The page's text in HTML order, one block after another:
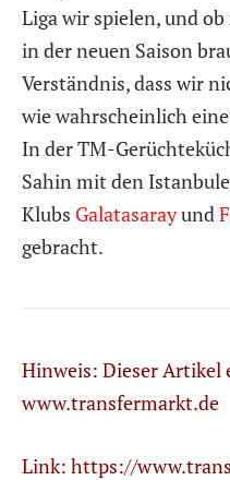
Liga wir spielen, und
in der neuen Saison
Verständnis, dass wir
wie wahrscheinlich
In der TM-
Sahin mit den
Klubs Galatasarayund
gebracht.
Hinweis: Dieser Artikel
www.transfermarkt.de
Link: https://